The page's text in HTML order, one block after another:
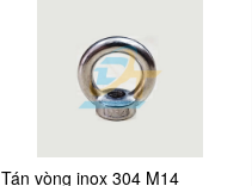
Tán vòng inox 304 M14